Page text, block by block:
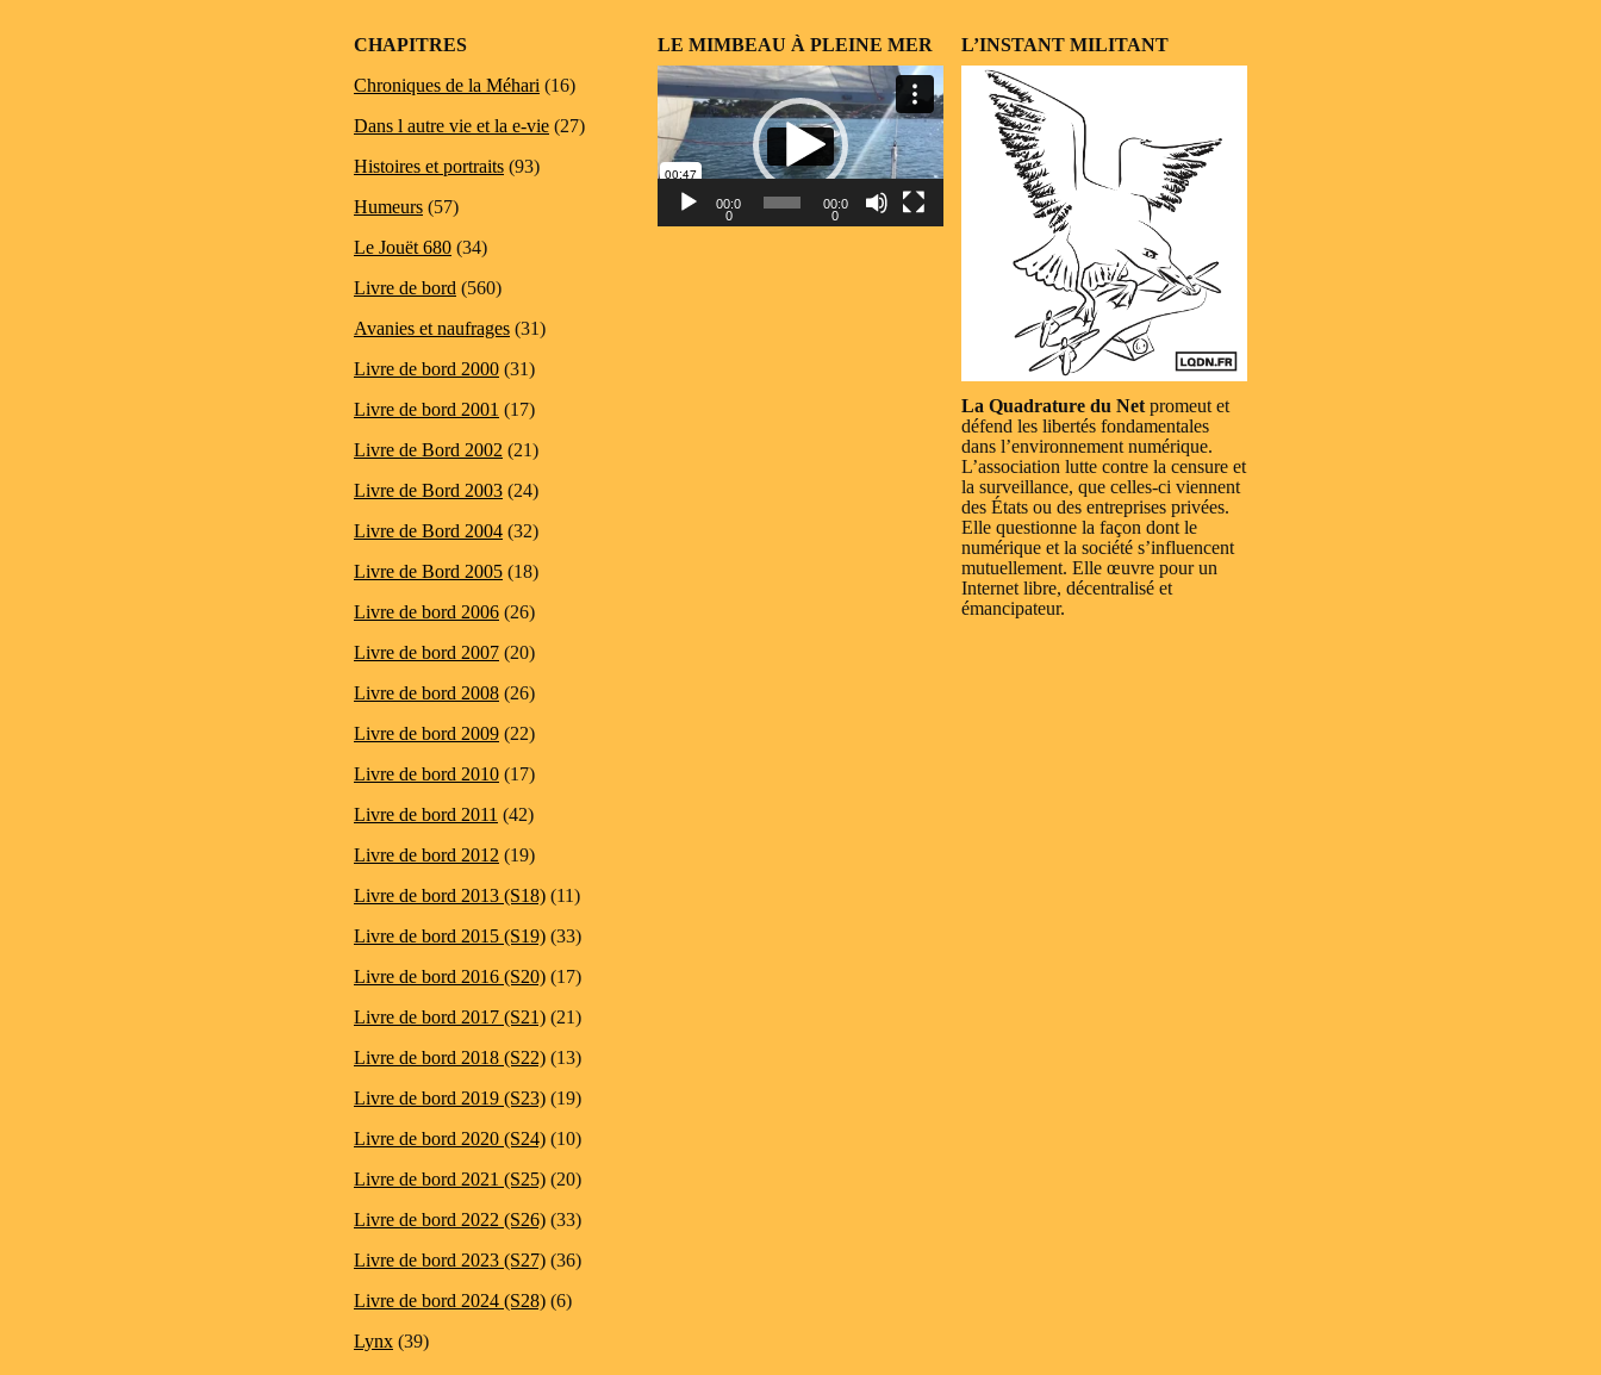
CHAPITRES
Chroniques de la Méhari (16)
Dans l autre vie et la e-vie (27)
Histoires et portraits (93)
Humeurs (57)
Le Jouët 680 (34)
Livre de bord (560)
Avanies et naufrages (31)
Livre de bord 2000 (31)
Livre de bord 2001 (17)
Livre de Bord 2002 (21)
Livre de Bord 2003 (24)
Livre de Bord 2004 (32)
Livre de Bord 2005 (18)
Livre de bord 2006 (26)
Livre de bord 2007 (20)
Livre de bord 2008 (26)
Livre de bord 2009 (22)
Livre de bord 2010 (17)
Livre de bord 2011 (42)
Livre de bord 2012 (19)
Livre de bord 2013 (S18) (11)
Livre de bord 2015 (S19) (33)
Livre de bord 2016 (S20) (17)
Livre de bord 2017 (S21) (21)
Livre de bord 2018 (S22) (13)
Livre de bord 2019 (S23) (19)
Livre de bord 2020 (S24) (10)
Livre de bord 2021 (S25) (20)
Livre de bord 2022 (S26) (33)
Livre de bord 2023 (S27) (36)
Livre de bord 2024 (S28) (6)
Lynx (39)
LE MIMBEAU À PLEINE MER
Lecteur
vidéo
00:0
0
00:0
0
L’INSTANT MILITANT
La Quadrature du Net promeut et
défend les libertés fondamentales
dans l’environnement numérique.
L’association lutte contre la censure et
la surveillance, que celles-ci viennent
des États ou des entreprises privées.
Elle questionne la façon dont le
numérique et la société s’influencent
mutuellement. Elle œuvre pour un
Internet libre, décentralisé et
émancipateur.